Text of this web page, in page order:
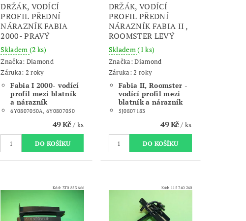
DRŽÁK, VODÍCÍ
PROFIL PŘEDNÍ
NÁRAZNÍK FABIA
2000- PRAVÝ
Skladem (2 ks)
Značka: Diamond
Záruka: 2 roky
Fabia I 2000- vodící
profil mezi blatník
a nárazník
6Y0807050A, 6Y0807050
49 Kč/ ks
DRŽÁK, VODÍCÍ
PROFIL PŘEDNÍ
NÁRAZNÍK FABIA II ,
ROOMSTER LEVÝ
Skladem(1 ks)
Značka:Diamond
Záruka: 2 roky
Fabia II, Roomster -
vodící profil mezi
blatník a nárazník
5J0807183
49 Kč/ ks
Kód: 3T0 853 666 Kód: 115 740 260